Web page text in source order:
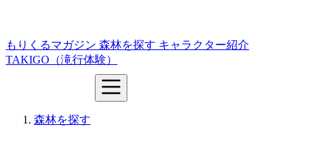
もりくるマガジン 森林を探す キャラクター紹介
TAKIGO（滝行体験）
森林を探す